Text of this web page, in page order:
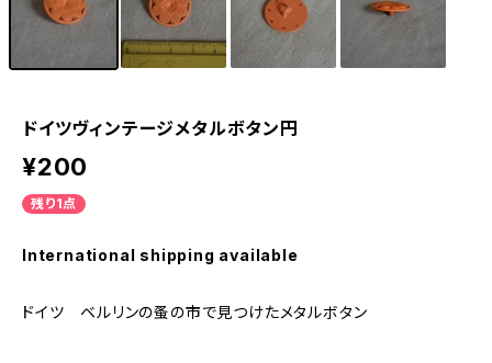
ドイツヴィンテージメタルボタン円
¥200
残り1点
International shipping available
ドイツ ベルリンの蚤の市で見つけたメタルボタン